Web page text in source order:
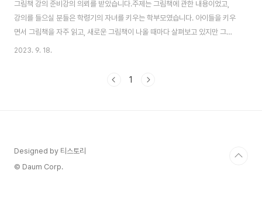
그림책 강의 준비강의 의뢰를 받았습니다.주제는 그림책에 관한 내용이었고,
강의를 들으실 분들은 학령기의 자녀를 키우는 학부모였습니다. 아이들을 키우
면서 그림책을 자주 읽고, 새로운 그림책이 나올 때마다 살펴보고 있지만 그림
책 관련 강의는 처음이었어요. 그림책은 제 생활 어디에든 있는 익숙한 것(?)이
있을 땐 (아직도? 여전히?) 책을 먼저 찾는 저이기에 이번에도 책을 찾아보았습
2023. 9. 18.
1
Designed by 티스토리
© Daum Corp.